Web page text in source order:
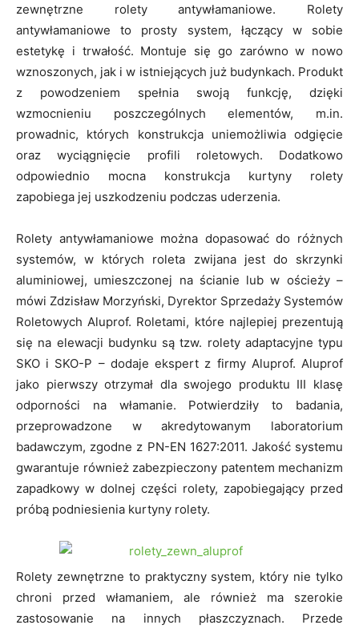
zewnętrzne rolety antywłamaniowe. Rolety
antywłamaniowe to prosty system, łączący w sobie
estetykę i trwałość. Montuje się go zarówno w nowo
wznoszonych, jak i w istniejących już budynkach. Produkt
z powodzeniem spełnia swoją funkcję, dzięki
wzmocnieniu poszczególnych elementów, m.in.
prowadnic, których konstrukcja uniemożliwia odgięcie
oraz wyciągnięcie profili roletowych. Dodatkowo
odpowiednio mocna konstrukcja kurtyny rolety
zapobiega jej uszkodzeniu podczas uderzenia.
Rolety antywłamaniowe można dopasować do różnych
systemów, w których roleta zwijana jest do skrzynki
aluminiowej, umieszczonej na ścianie lub w ościeży –
mówi Zdzisław Morzyński, Dyrektor Sprzedaży Systemów
Roletowych Aluprof. Roletami, które najlepiej prezentują
się na elewacji budynku są tzw. rolety adaptacyjne typu
SKO i SKO-P – dodaje ekspert z firmy Aluprof. Aluprof
jako pierwszy otrzymał dla swojego produktu III klasę
odporności na włamanie. Potwierdziły to badania,
przeprowadzone w akredytowanym laboratorium
badawczym, zgodne z PN-EN 1627:2011. Jakość systemu
gwarantuje również zabezpieczony patentem mechanizm
zapadkowy w dolnej części rolety, zapobiegający przed
próbą podniesienia kurtyny rolety.
Rolety zewnętrzne to praktyczny system, który nie tylko
chroni przed włamaniem, ale również ma szerokie
zastosowanie na innych płaszczyznach. Przede